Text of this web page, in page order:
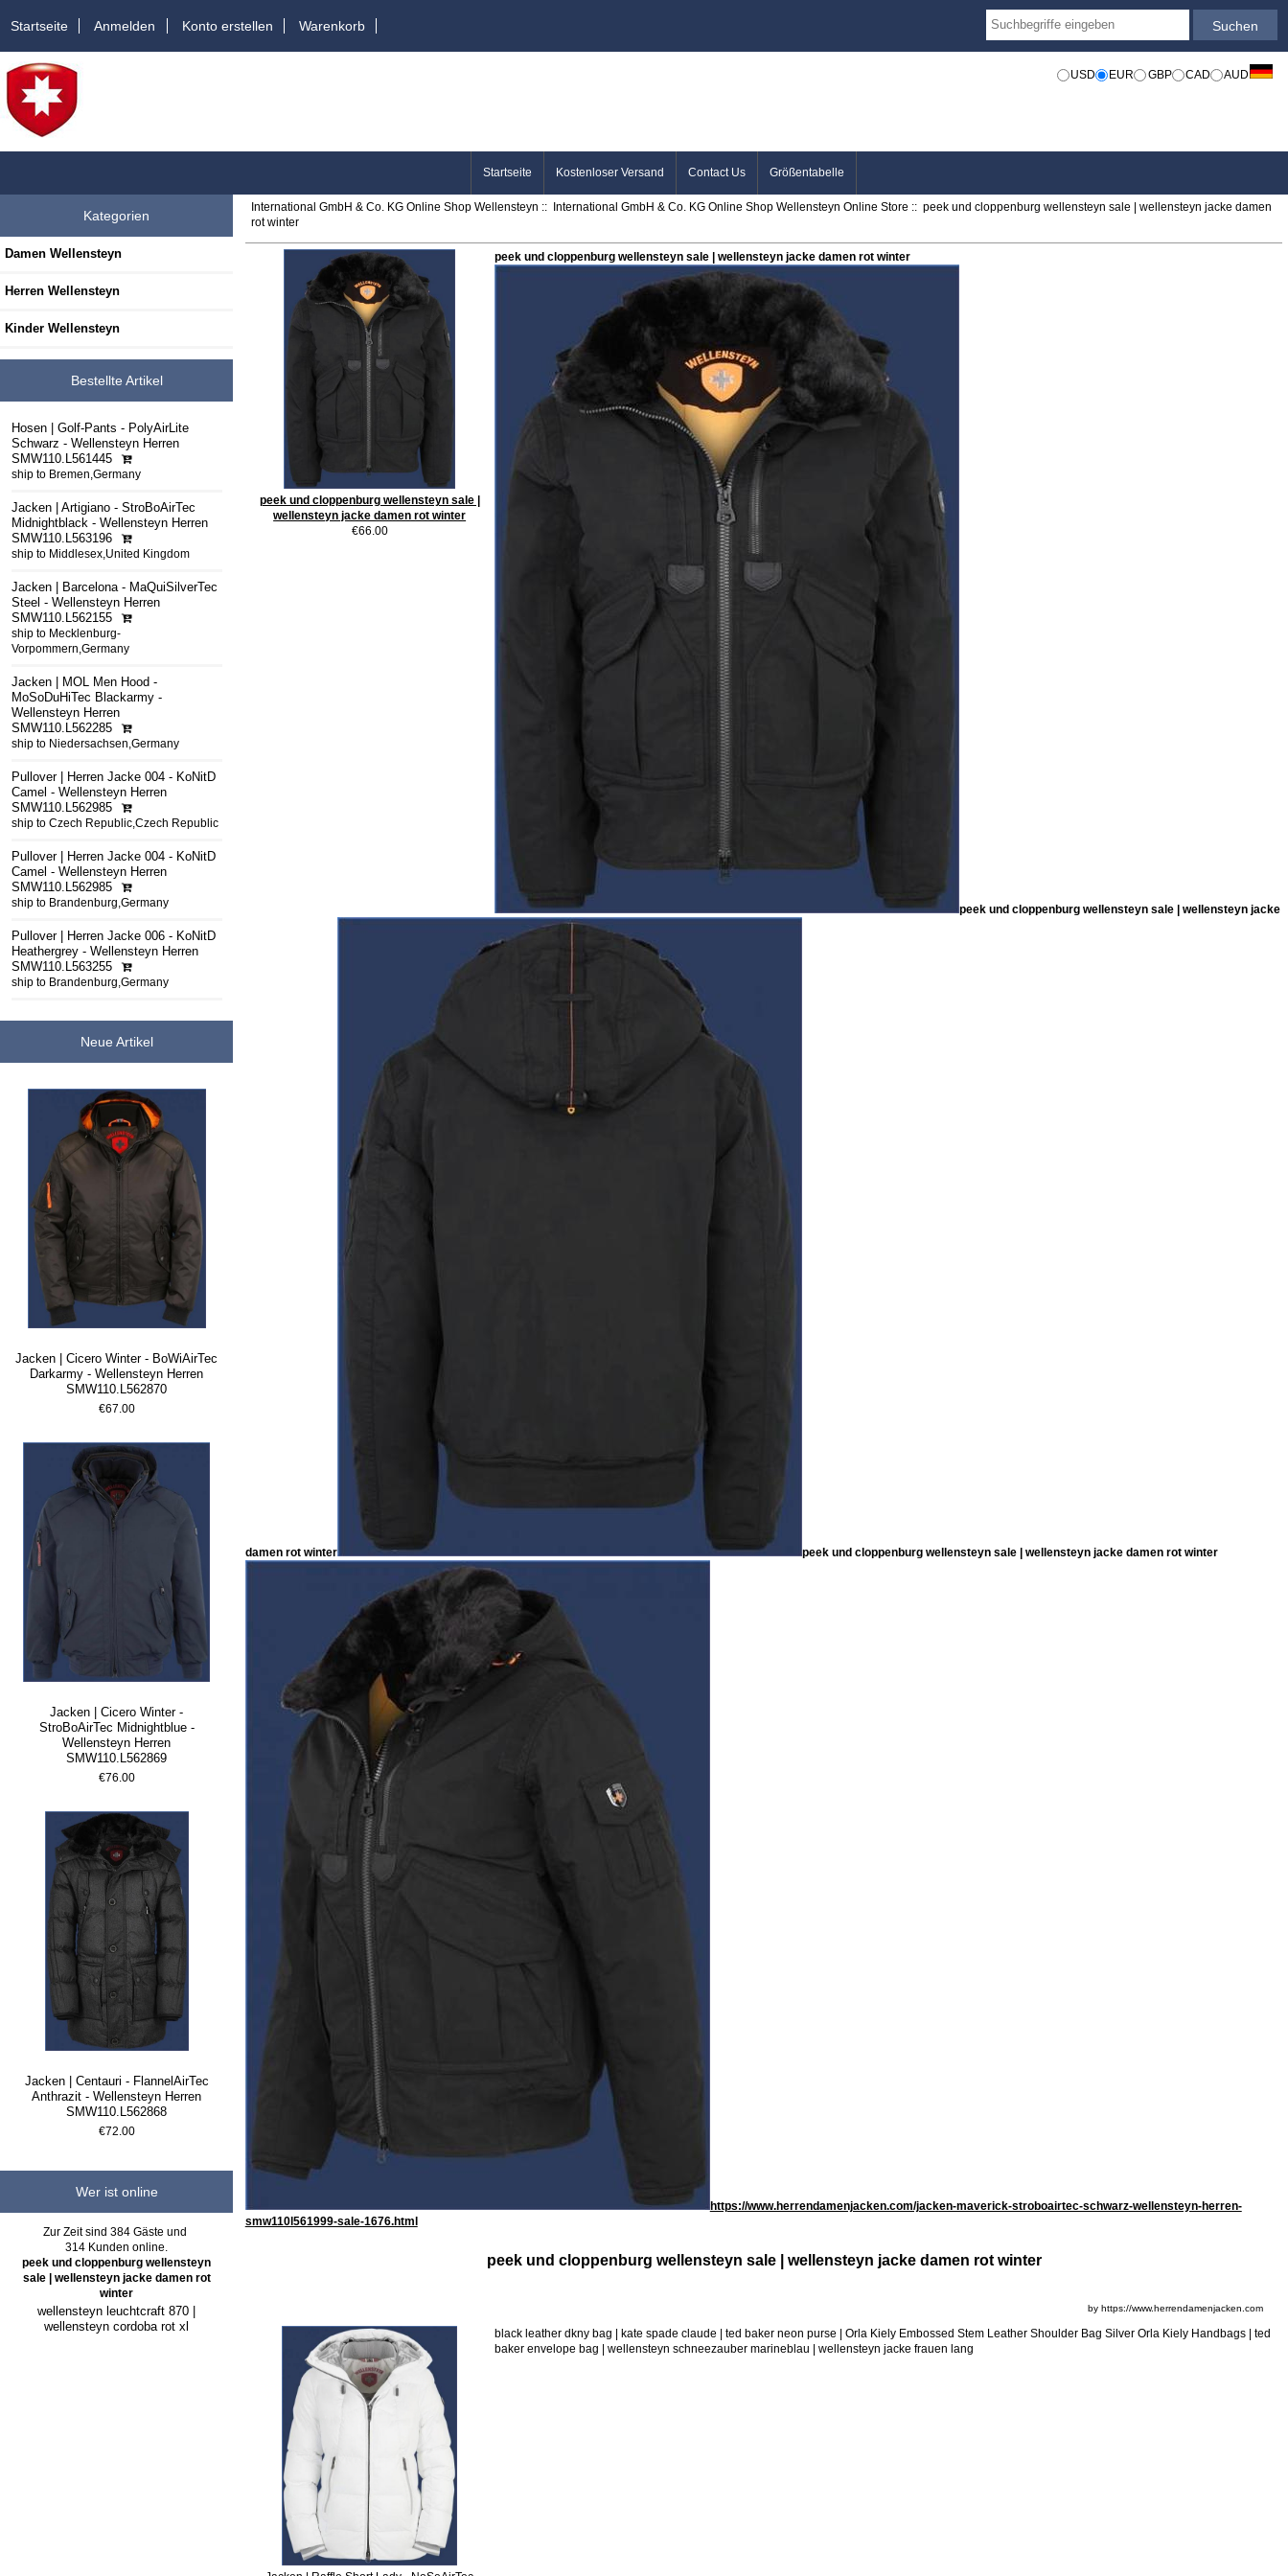
Startseite Anmelden Konto erstellen Warenkorb
USD EUR GBP CAD AUD
Startseite Kostenloser Versand Contact Us Größentabelle
Kategorien
Damen Wellensteyn
Herren Wellensteyn
Kinder Wellensteyn
Bestellte Artikel
Hosen | Golf-Pants - PolyAirLite
Schwarz - Wellensteyn Herren
SMW110.L561445
ship to Bremen,Germany
Jacken | Artigiano - StroBoAirTec
Midnightblack - Wellensteyn Herren
SMW110.L563196
ship to Middlesex,United Kingdom
Jacken | Barcelona - MaQuiSilverTec
Steel - Wellensteyn Herren
SMW110.L562155
ship to Mecklenburg-
Vorpommern,Germany
Jacken | MOL Men Hood -
MoSoDuHiTec Blackarmy -
Wellensteyn Herren
SMW110.L562285
ship to Niedersachsen,Germany
Pullover | Herren Jacke 004 - KoNitD
Camel - Wellensteyn Herren
SMW110.L562985
ship to Czech Republic,Czech Republic
Pullover | Herren Jacke 004 - KoNitD
Camel - Wellensteyn Herren
SMW110.L562985
ship to Brandenburg,Germany
Pullover | Herren Jacke 006 - KoNitD
Heathergrey - Wellensteyn Herren
SMW110.L563255
ship to Brandenburg,Germany
Neue Artikel
Jacken | Cicero Winter - BoWiAirTec
Darkarmy - Wellensteyn Herren
SMW110.L562870
€67.00
Jacken | Cicero Winter -
StroBoAirTec Midnightblue -
Wellensteyn Herren
SMW110.L562869
€76.00
Jacken | Centauri - FlannelAirTec
Anthrazit - Wellensteyn Herren
SMW110.L562868
€72.00
Wer ist online
Zur Zeit sind 384 Gäste und
314 Kunden online.
peek und cloppenburg wellensteyn
sale | wellensteyn jacke damen rot
winter
wellensteyn leuchtcraft 870 |
wellensteyn cordoba rot xl
International GmbH & Co. KG Online Shop Wellensteyn :: International GmbH & Co. KG Online Shop Wellensteyn Online Store :: peek und cloppenburg wellensteyn sale | wellensteyn jacke damen
rot winter
peek und cloppenburg wellensteyn sale |
wellensteyn jacke damen rot winter
€66.00
peek und cloppenburg wellensteyn sale | wellensteyn jacke damen rot winter
peek und cloppenburg wellensteyn sale | wellensteyn jacke
damen rot winter peek und cloppenburg wellensteyn sale | wellensteyn jacke damen rot winter
https://www.herrendamenjacken.com/jacken-maverick-stroboairtec-schwarz-wellensteyn-herren-
smw110l561999-sale-1676.html
peek und cloppenburg wellensteyn sale | wellensteyn jacke damen rot winter
by https://www.herrendamenjacken.com
black leather dkny bag | kate spade claude | ted baker neon purse | Orla Kiely Embossed Stem Leather Shoulder Bag Silver Orla Kiely Handbags | ted
baker envelope bag | wellensteyn schneezauber marineblau | wellensteyn jacke frauen lang